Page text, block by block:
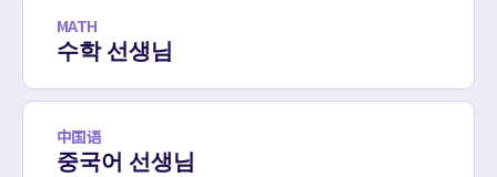
MATH
수학 선생님
中国语
중국어 선생님